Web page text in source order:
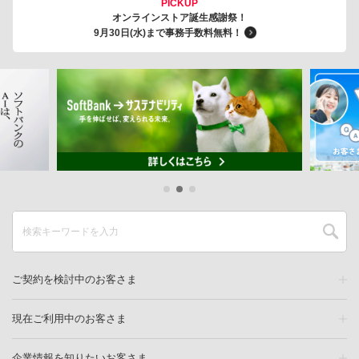
PICKUP
オンラインストア誕生感謝祭！
9月30日(水)まで事務手数料無料！
ご契約を検討中のお客さま
現在ご利用中のお客さま